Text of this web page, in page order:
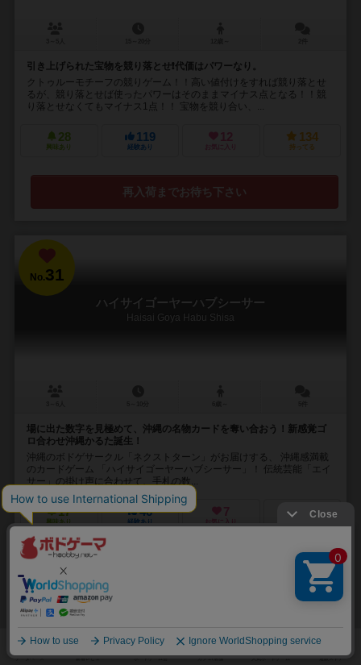
引き上げられた宝物を競り落とせ❗代価はパワーなり。
クトゥルーモチーフの競りゲーム！！高い値付けをすれば競り落とせ
るが、競り落とせば使ったパワーはそのままマイナス点となる！！競
り落とせなくてもマイナス1点！！ 宝物を競り合い、...
28
興味あり
119
経験あり
12
お気に入り
134
持ってる
再入荷までお待ち下さい
No.31
ハイサイゴーヤーハブシーサー
Haisai Goya Habu Shisa
場に出た数字を見極めて、沖縄の名物カードを奪い合おう！新感覚ゴ
ロ合わせ沖縄かるた誕生！
沖縄のボドゲサークル「ネクストターン」がお届けする、 沖縄感満載
のカードゲーム 「ハイサイゴーヤーハブシーサー」！ 伝統芸能「エイ
サー」の掛け声に合わせて、手札の数...
17
興味あり
46
経験あり
7
お気に入り
34
No.32